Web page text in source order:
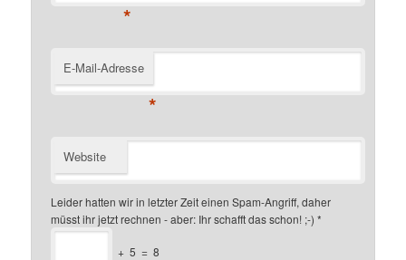
*
E-Mail-Adresse
*
Website
Leider hatten wir in letzter Zeit einen Spam-Angriff, daher
müsst ihr jetzt rechnen - aber: Ihr schafft das schon! ;-) *
+ 5 = 8